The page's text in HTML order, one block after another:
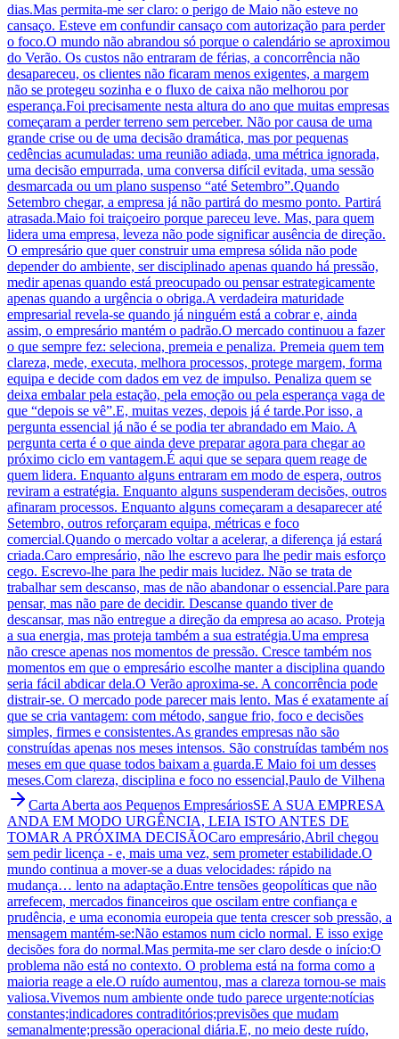
dias.Mas permita-me ser claro: o perigo de Maio não esteve no
cansaço. Esteve em confundir cansaço com autorização para perder
o foco.O mundo não abrandou só porque o calendário se aproximou
do Verão. Os custos não entraram de férias, a concorrência não
desapareceu, os clientes não ficaram menos exigentes, a margem
não se protegeu sozinha e o fluxo de caixa não melhorou por
esperança.Foi precisamente nesta altura do ano que muitas empresas
começaram a perder terreno sem perceber. Não por causa de uma
grande crise ou de uma decisão dramática, mas por pequenas
cedências acumuladas: uma reunião adiada, uma métrica ignorada,
uma decisão empurrada, uma conversa difícil evitada, uma sessão
desmarcada ou um plano suspenso “até Setembro”.Quando
Setembro chegar, a empresa já não partirá do mesmo ponto. Partirá
atrasada.Maio foi traiçoeiro porque pareceu leve. Mas, para quem
lidera uma empresa, leveza não pode significar ausência de direção.
O empresário que quer construir uma empresa sólida não pode
depender do ambiente, ser disciplinado apenas quando há pressão,
medir apenas quando está preocupado ou pensar estrategicamente
apenas quando a urgência o obriga.A verdadeira maturidade
empresarial revela-se quando já ninguém está a cobrar e, ainda
assim, o empresário mantém o padrão.O mercado continuou a fazer
o que sempre fez: seleciona, premeia e penaliza. Premeia quem tem
clareza, mede, executa, melhora processos, protege margem, forma
equipa e decide com dados em vez de impulso. Penaliza quem se
deixa embalar pela estação, pela emoção ou pela esperança vaga de
que “depois se vê”.E, muitas vezes, depois já é tarde.Por isso, a
pergunta essencial já não é se podia ter abrandado em Maio. A
pergunta certa é o que ainda deve preparar agora para chegar ao
próximo ciclo em vantagem.É aqui que se separa quem reage de
quem lidera. Enquanto alguns entraram em modo de espera, outros
reviram a estratégia. Enquanto alguns suspenderam decisões, outros
afinaram processos. Enquanto alguns começaram a desaparecer até
Setembro, outros reforçaram equipa, métricas e foco
comercial.Quando o mercado voltar a acelerar, a diferença já estará
criada.Caro empresário, não lhe escrevo para lhe pedir mais esforço
cego. Escrevo-lhe para lhe pedir mais lucidez. Não se trata de
trabalhar sem descanso, mas de não abandonar o essencial.Pare para
pensar, mas não pare de decidir. Descanse quando tiver de
descansar, mas não entregue a direção da empresa ao acaso. Proteja
a sua energia, mas proteja também a sua estratégia.Uma empresa
não cresce apenas nos momentos de pressão. Cresce também nos
momentos em que o empresário escolhe manter a disciplina quando
seria fácil abdicar dela.O Verão aproxima-se. A concorrência pode
distrair-se. O mercado pode parecer mais lento. Mas é exatamente aí
que se cria vantagem: com método, sangue frio, foco e decisões
simples, firmes e consistentes.As grandes empresas não são
construídas apenas nos meses intensos. São construídas também nos
meses em que quase todos baixam a guarda.E Maio foi um desses
meses.Com clareza, disciplina e foco no essencial,Paulo de Vilhena
Carta Aberta aos Pequenos EmpresáriosSE A SUA EMPRESA
ANDA EM MODO URGÊNCIA, LEIA ISTO ANTES DE
TOMAR A PRÓXIMA DECISÃOCaro empresário,Abril chegou
sem pedir licença - e, mais uma vez, sem prometer estabilidade.O
mundo continua a mover-se a duas velocidades: rápido na
mudança… lento na adaptação.Entre tensões geopolíticas que não
arrefecem, mercados financeiros que oscilam entre confiança e
prudência, e uma economia europeia que tenta crescer sob pressão, a
mensagem mantém-se:Não estamos num ciclo normal. E isso exige
decisões fora do normal.Mas permita-me ser claro desde o início:O
problema não está no contexto. O problema está na forma como a
maioria reage a ele.O ruído aumentou, mas a clareza tornou-se mais
valiosa.Vivemos num ambiente onde tudo parece urgente:notícias
constantes;indicadores contraditórios;previsões que mudam
semanalmente;pressão operacional diária.E, no meio deste ruído,